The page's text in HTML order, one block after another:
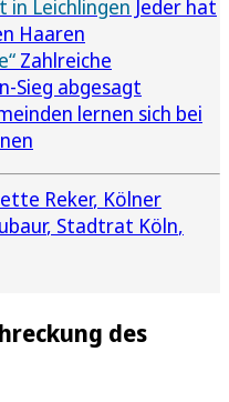
in Leichlingen Jeder hat
Haaren
Zahlreiche
Sieg abgesagt
lernen sich bei
Reker Kölner
Stadtrat Köln
des